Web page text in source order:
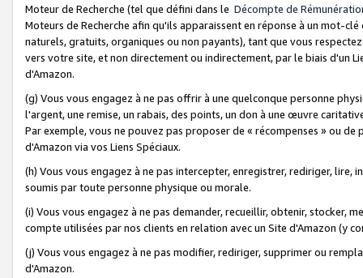
Moteur de Recherche (tel que défini dans le Décompte de
Moteurs de Recherche afin qu'ils apparaissent en réponse à un mot-
naturels, gratuits, organiques ou non payants), tant que vous
vers votre site, et non directement ou indirectement, par le biais d'un
d'Amazon.
(g) Vous vous engagez à ne pas offrir à une quelconque personne
l'argent, une remise, un rabais, des points, un don à une œuvre
Par exemple, vous ne pouvez pas proposer de « récompenses » ou
d'Amazon via vos Liens Spéciaux.
(h) Vous vous engagez à ne pas intercepter, enregistrer, rediriger,
soumis par toute personne physique ou morale.
(i) Vous vous engagez à ne pas demander, recueillir, obtenir, stocker,
compte utilisées par nos clients en relation avec un Site d'Amazon (y
(j) Vous vous engagez à ne pas modifier, rediriger, supprimer ou
d'Amazon.